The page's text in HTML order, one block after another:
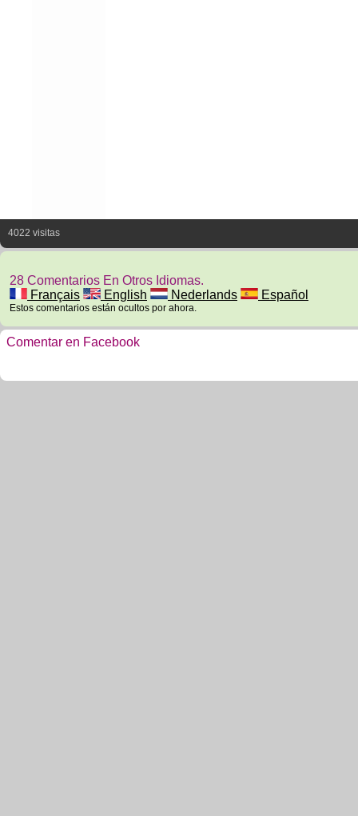
4022 visitas
28 Comentarios En Otros Idiomas.
Français
English Nederlands Español
Estos comentarios están ocultos por ahora.
Comentar en Facebook